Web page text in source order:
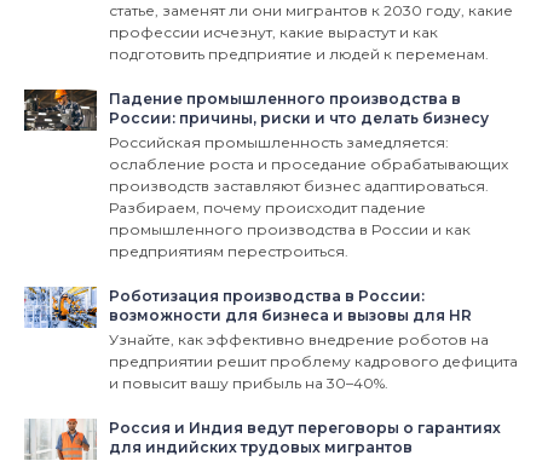
статье, заменят ли они мигрантов к 2030 году, какие
профессии исчезнут, какие вырастут и как
подготовить предприятие и людей к переменам.
Падение промышленного производства в
России: причины, риски и что делать бизнесу
Российская промышленность замедляется:
ослабление роста и проседание обрабатывающих
производств заставляют бизнес адаптироваться.
Разбираем, почему происходит падение
промышленного производства в России и как
предприятиям перестроиться.
Роботизация производства в России:
возможности для бизнеса и вызовы для HR
Узнайте, как эффективно внедрение роботов на
предприятии решит проблему кадрового дефицита
и повысит вашу прибыль на 30–40%.
Россия и Индия ведут переговоры о гарантиях
для индийских трудовых мигрантов